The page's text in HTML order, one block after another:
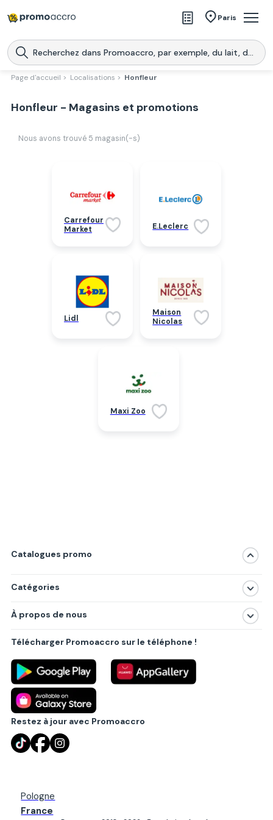
Paris
Magasins
Produits
Promoaccro
l'application
Page d'accueil > Localisations > Honfleur
Honfleur - Magasins et promotions
Nous avons trouvé 5 magasin(-s)
Carrefour
Market
E.Leclerc
Lidl
Maison
Nicolas
Maxi Zoo
Catalogues promo
Catégories
Produits
Villes principales
À propos de nous
Politique de confidentialité
Règlements
Partenariat B2B
Blog
Contact
Télécharger Promoaccro sur le téléphone !
Restez à jour avec Promoaccro
Pologne
France